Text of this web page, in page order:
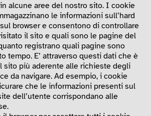
alcune aree del nostro sito. I cookie
le informazioni sull’hard
browser e consentono di controllare
il sito e quali sono le pagine del
registrano quali pagine sono
tempo. E’ attraverso questi dati che è
sito più aderente alle richieste degli
da navigare. Ad esempio, i cookie
che le informazioni presenti sul
dell’utente corrispondano alle